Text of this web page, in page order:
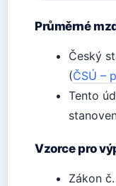
Průměrné
Český
(ČSÚ –
Tento
Vzorce pro
Zákon